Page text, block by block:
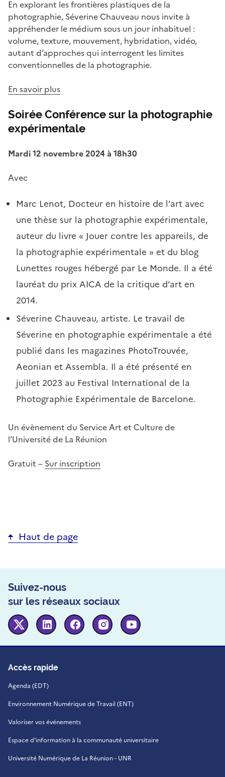
En explorant les frontières plastiques de la
photographie, Séverine Chauveau nous invite à
appréhender le médium sous un jour inhabituel :
volume, texture, mouvement, hybridation, vidéo,
autant d’approches qui interrogent les limites
conventionnelles de la photographie.
En savoir plus
Soirée Conférence sur la photographie
expérimentale
Mardi 12 novembre 2024 à 18h30
Avec
Marc Lenot, Docteur en histoire de l’art avec
une thèse sur la photographie expérimentale,
auteur du livre « Jouer contre les appareils, de
la photographie expérimentale » et du blog
Lunettes rouges hébergé par Le Monde. Il a été
lauréat du prix AICA de la critique d’art en
2014.
Séverine Chauveau, artiste. Le travail de
Séverine en photographie expérimentale a été
publié dans les magazines PhotoTrouvée,
Aeonian et Assembla. Il a été présenté en
juillet 2023 au Festival International de la
Photographie Expérimentale de Barcelone.
Un évènement du Service Art et Culture de
l’Université de La Réunion
Gratuit – Sur inscription
Haut de page
Suivez-nous
sur les réseaux sociaux
Twitter Linkedin FacebookInstagram
Accès rapide
Agenda (EDT)
Environnement Numérique de Travail (ENT)
Valoriser vos événements
Espace d'information à la communauté universitaire
Université Numérique de La Réunion - UNR